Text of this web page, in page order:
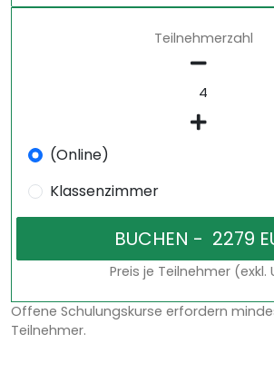
Teilnehmerzahl
(Online)
Klassenzimmer
Preis je Teilnehmer (exkl.
Offene Schulungskurse erfordern
Teilnehmer.